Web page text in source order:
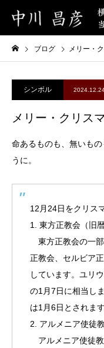
ブログ メリー・
シンボル
メリー・クリス
命あるものも、無いも
うに。
12月24日をクリス
1. 東方正教会（旧暦
東方正教会の一
正教会、セルビア
しています。ユリ
の1月7日に相当し
は1月6日とされます
2. アルメニア使徒
アルメニア使徒